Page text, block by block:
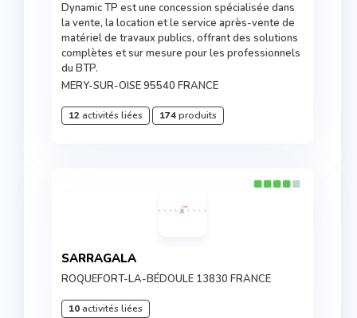
Dynamic TP est une concession spécialisée dans
la vente, la location et le service après-vente de
matériel de travaux publics, offrant des solutions
complètes et sur mesure pour les professionnels
du BTP.
MERY-SUR-OISE 95540 FRANCE
12activités liées 174produits
SARRAGALA
ROQUEFORT-LA-BÉDOULE 13830 FRANCE
10activités liées